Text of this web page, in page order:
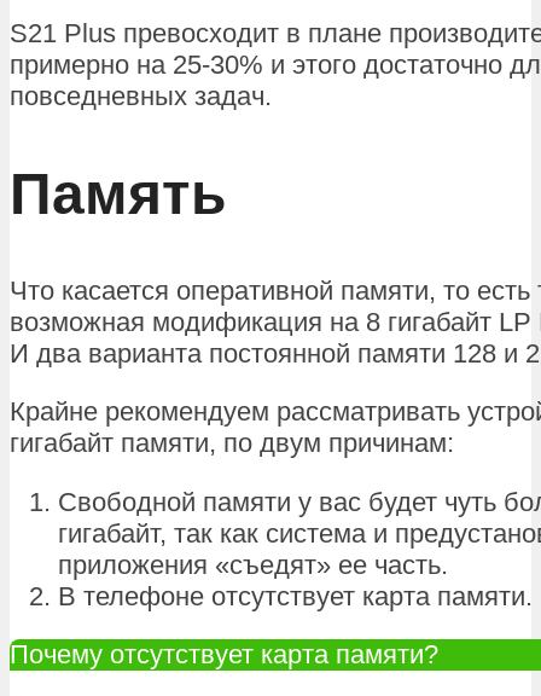
S21 Plus превосходит в плане
примерно на 25-30% и этого достаточно
повседневных задач.
Память
Что касается оперативной памяти, то есть
возможная модификация на 8 гигабайт
И два варианта постоянной памяти 128 и
Крайне рекомендуем рассматривать
гигабайт памяти, по двум причинам:
Свободной памяти у вас будет чуть
гигабайт, так как система и
приложения «съедят» ее часть.
В телефоне отсутствует карта памяти.
Почему отсутствует карта памяти?